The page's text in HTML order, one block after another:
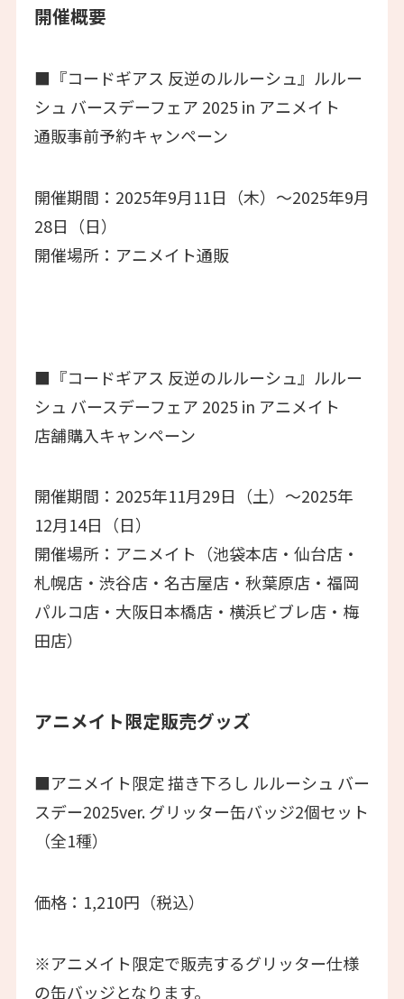
開催概要
■『コードギアス 反逆のルルーシュ』ルルー
シュ バースデーフェア 2025 in アニメイト
通販事前予約キャンペーン
開催期間：2025年9月11日（木）～2025年9月
28日（日）
開催場所：アニメイト通販
■『コードギアス 反逆のルルーシュ』ルルー
シュ バースデーフェア 2025 in アニメイト
店舗購入キャンペーン
開催期間：2025年11月29日（土）～2025年
12月14日（日）
開催場所：アニメイト（池袋本店・仙台店・
札幌店・渋谷店・名古屋店・秋葉原店・福岡
パルコ店・大阪日本橋店・横浜ビブレ店・梅
田店）
アニメイト限定販売グッズ
■アニメイト限定 描き下ろし ルルーシュ バー
スデー2025ver. グリッター缶バッジ2個セット
（全1種）
価格：1,210円（税込）
※アニメイト限定で販売するグリッター仕様
の缶バッジとなります。